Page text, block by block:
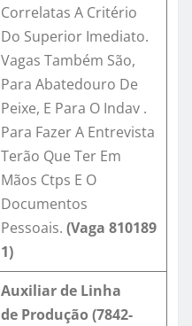
Correlatas A Critério
Do Superior Imediato.
Vagas Também São,
Para Abatedouro De
Peixe, E Para O Indav .
Para Fazer A Entrevista
Terão Que Ter Em
Mãos Ctps E O
Documentos
Pessoais. (Vaga 810189
1)
Auxiliar de Linha
de Produção (7842-